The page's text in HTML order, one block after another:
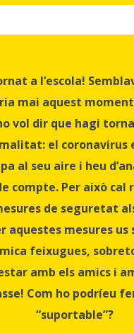
a l’escola!
mai aquest
vol dir que hagi
el coronavirus
al seu aire i heu
compte. Per això cal
de seguretat
aquestes mesures us
feixugues,
amb els amics i
Com ho podríeu
“suportable”?